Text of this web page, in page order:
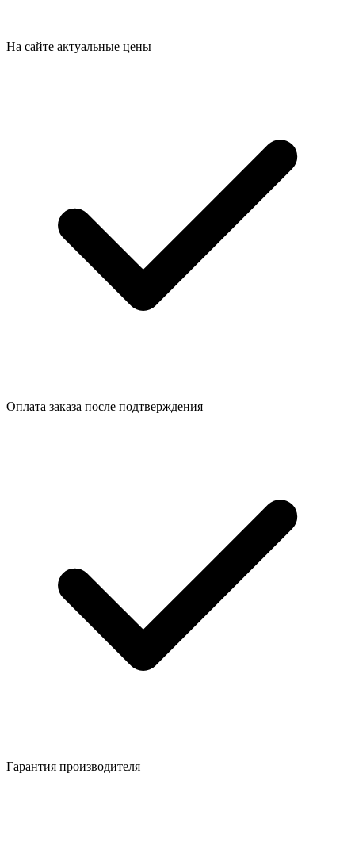
На сайте актуальные цены
Оплата заказа после подтверждения
Гарантия производителя